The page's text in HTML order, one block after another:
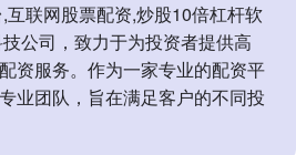
互联网股票配资,炒股10倍杠杆软
公司，致力于为投资者提供高
资服务。作为一家专业的配资平
业团队，旨在满足客户的不同投